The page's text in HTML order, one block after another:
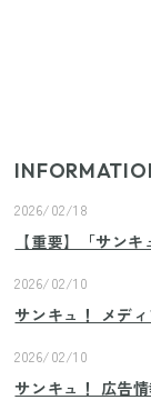
2026/02/18
【重要】「サン
2026/02/10
サンキュ！ メデ
2026/02/10
サンキュ！ 広告